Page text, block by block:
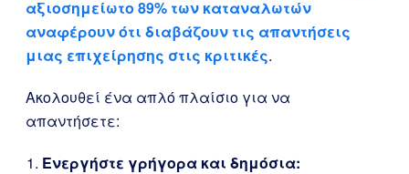
αξιοσημείωτο 89% των καταναλωτών
αναφέρουν ότι διαβάζουν τις απαντήσεις
μιας επιχείρησης στις κριτικές.
Ακολουθεί ένα απλό πλαίσιο για να
απαντήσετε:
Ενεργήστε γρήγορα και δημόσια: